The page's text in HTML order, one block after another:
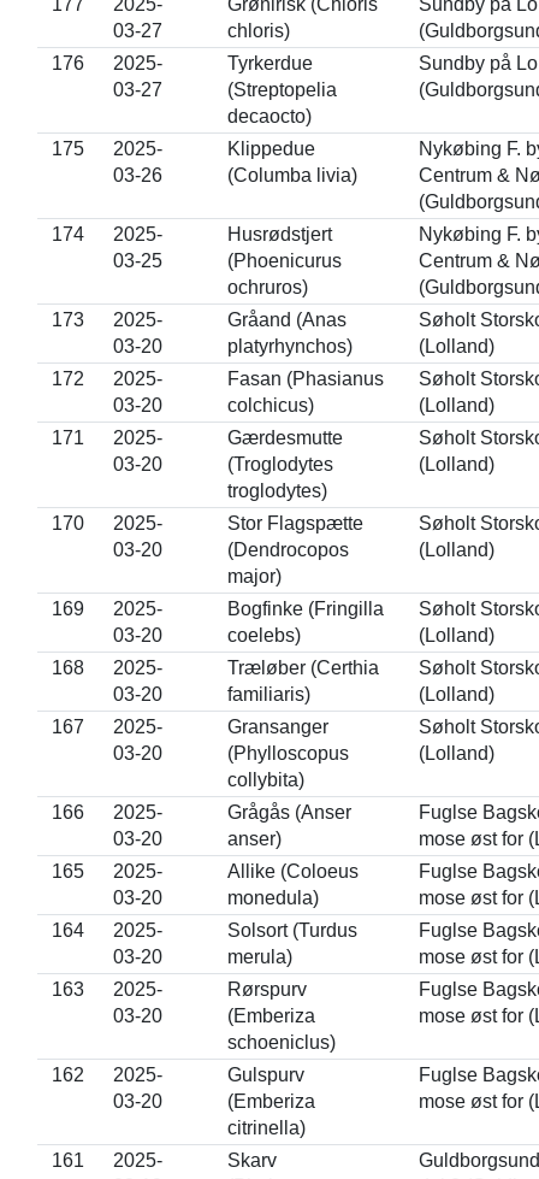
177
2025-
03-27
Grønirisk (Chloris
chloris)
Sundby på
176
2025-
03-27
Tyrkerdue
(Streptopelia
decaocto)
Sundby på
175
2025-
03-26
Klippedue
(Columba livia)
Nykøbing F.
Centrum &
174
2025-
03-25
Husrødstjert
(Phoenicurus
ochruros)
Nykøbing F.
Centrum &
173
2025-
03-20
Gråand (Anas
platyrhynchos)
Søholt
(Lolland)
172
2025-
03-20
Fasan (Phasianus
colchicus)
Søholt
(Lolland)
171
2025-
03-20
Gærdesmutte
(Troglodytes
troglodytes)
Søholt
(Lolland)
170
2025-
03-20
Stor Flagspætte
(Dendrocopos
major)
Søholt
(Lolland)
169
2025-
03-20
Bogfinke (Fringilla
coelebs)
Søholt
(Lolland)
168
2025-
03-20
Træløber (Certhia
familiaris)
Søholt
(Lolland)
167
2025-
03-20
Gransanger
(Phylloscopus
collybita)
Søholt
(Lolland)
166
2025-
03-20
Grågås (Anser
anser)
Fuglse
mose øst for
165
2025-
03-20
Allike (Coloeus
monedula)
Fuglse
mose øst for
164
2025-
03-20
Solsort (Turdus
merula)
Fuglse
mose øst for
163
2025-
03-20
Rørspurv
(Emberiza
schoeniclus)
Fuglse
mose øst for
162
2025-
03-20
Gulspurv
(Emberiza
citrinella)
Fuglse
mose øst for
161
2025-
Skarv